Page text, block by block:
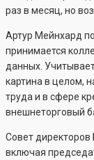
раз в месяц, но
Артур Мейнхард
принимается
данных.
картина в целом,
труда и в сфере
внешнеторговый
Совет директоров
включая